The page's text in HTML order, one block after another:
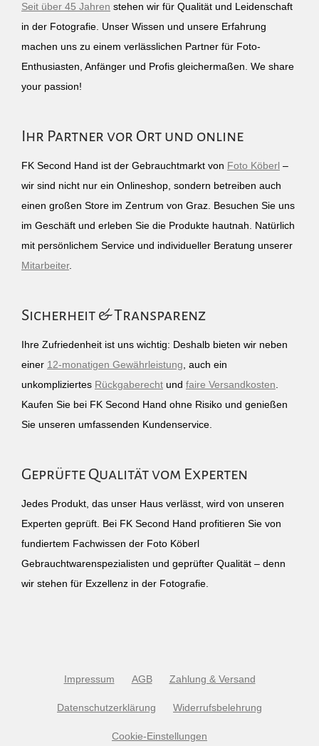
Seit über 45 Jahren stehen wir für Qualität und Leidenschaft
in der Fotografie. Unser Wissen und unsere Erfahrung
machen uns zu einem verlässlichen Partner für Foto-
Enthusiasten, Anfänger und Profis gleichermaßen. We share
your passion!
Ihr Partner vor Ort und online
FK Second Hand ist der Gebrauchtmarkt von Foto Köberl –
wir sind nicht nur ein Onlineshop, sondern betreiben auch
einen großen Store im Zentrum von Graz. Besuchen Sie uns
im Geschäft und erleben Sie die Produkte hautnah. Natürlich
mit persönlichem Service und individueller Beratung unserer
Mitarbeiter.
Sicherheit & Transparenz
Ihre Zufriedenheit ist uns wichtig: Deshalb bieten wir neben
einer 12-monatigen Gewährleistung , auch ein
unkompliziertes Rückgaberecht und faire Versandkosten
Kaufen Sie bei FK Second Hand ohne Risiko und genießen
Sie unseren umfassenden Kundenservice.
Geprüfte Qualität vom Experten
Jedes Produkt, das unser Haus verlässt, wird von unseren
Experten geprüft. Bei FK Second Hand profitieren Sie von
fundiertem Fachwissen der Foto Köberl
Gebrauchtwarenspezialisten und geprüfter Qualität – denn
wir stehen für Exzellenz in der Fotografie.
Impressum AGB Zahlung & Versand
Datenschutzerklärung Widerrufsbelehrung
Cookie-Einstellungen